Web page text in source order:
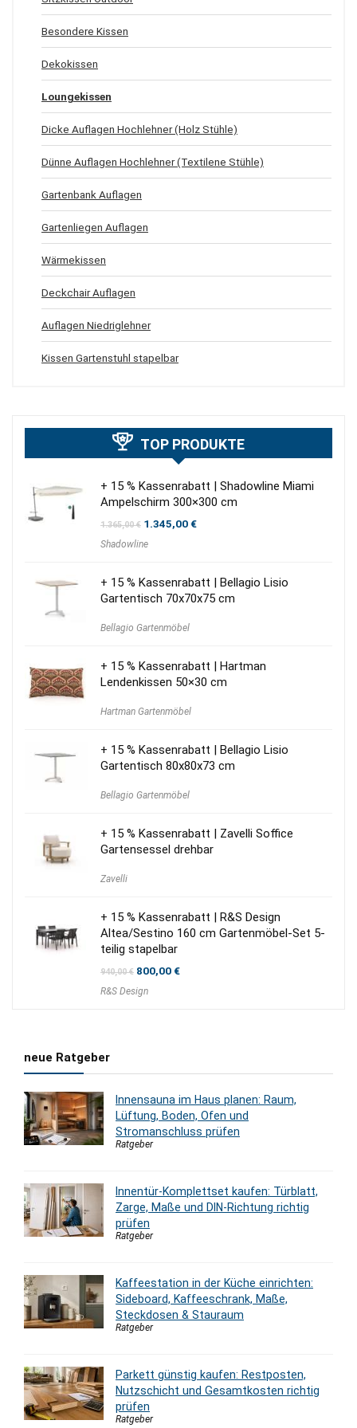
Besondere Kissen
Dekokissen
Loungekissen
Dicke Auflagen Hochlehner (Holz Stühle)
Dünne Auflagen Hochlehner (Textilene Stühle)
Gartenbank Auflagen
Gartenliegen Auflagen
Wärmekissen
Deckchair Auflagen
Auflagen Niedriglehner
Kissen Gartenstuhl stapelbar
TOP PRODUKTE
+ 15 % Kassenrabatt | Shadowline Miami
Ampelschirm 300×300 cm
1.365,00€ Ursprünglicher
war:
1.345,00€Aktueller
Shadowline
+ 15 % Kassenrabatt | Bellagio Lisio
Gartentisch 70x70x75 cm
Bellagio Gartenmöbel
+ 15 % Kassenrabatt | Hartman
Lendenkissen 50×30 cm
Hartman Gartenmöbel
+ 15 % Kassenrabatt | Bellagio Lisio
Gartentisch 80x80x73 cm
Bellagio Gartenmöbel
+ 15 % Kassenrabatt | Zavelli Soffice
Gartensessel drehbar
Zavelli
+ 15 % Kassenrabatt | R&S Design
Altea/Sestino 160 cm Gartenmöbel-Set 5-
teilig stapelbar
940,00€ Ursprünglicher
war:
800,00€Aktueller
R&S Design
neue Ratgeber
Innensauna im Haus planen: Raum,
Lüftung, Boden, Ofen und
Stromanschluss prüfen
Ratgeber
Innentür-Komplettset kaufen: Türblatt,
Zarge, Maße und DIN-Richtung richtig
prüfen
Ratgeber
Kaffeestation in der Küche einrichten:
Sideboard, Kaffeeschrank, Maße,
Steckdosen & Stauraum
Ratgeber
Parkett günstig kaufen: Restposten,
Nutzschicht und Gesamtkosten richtig
prüfen
Ratgeber